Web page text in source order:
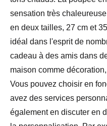
sensation très
en deux tailles, 27 cm et
idéal dans l'esprit de
cadeau à des amis dans
maison comme
Vous pouvez choisir en
avez des services
également en discuter en